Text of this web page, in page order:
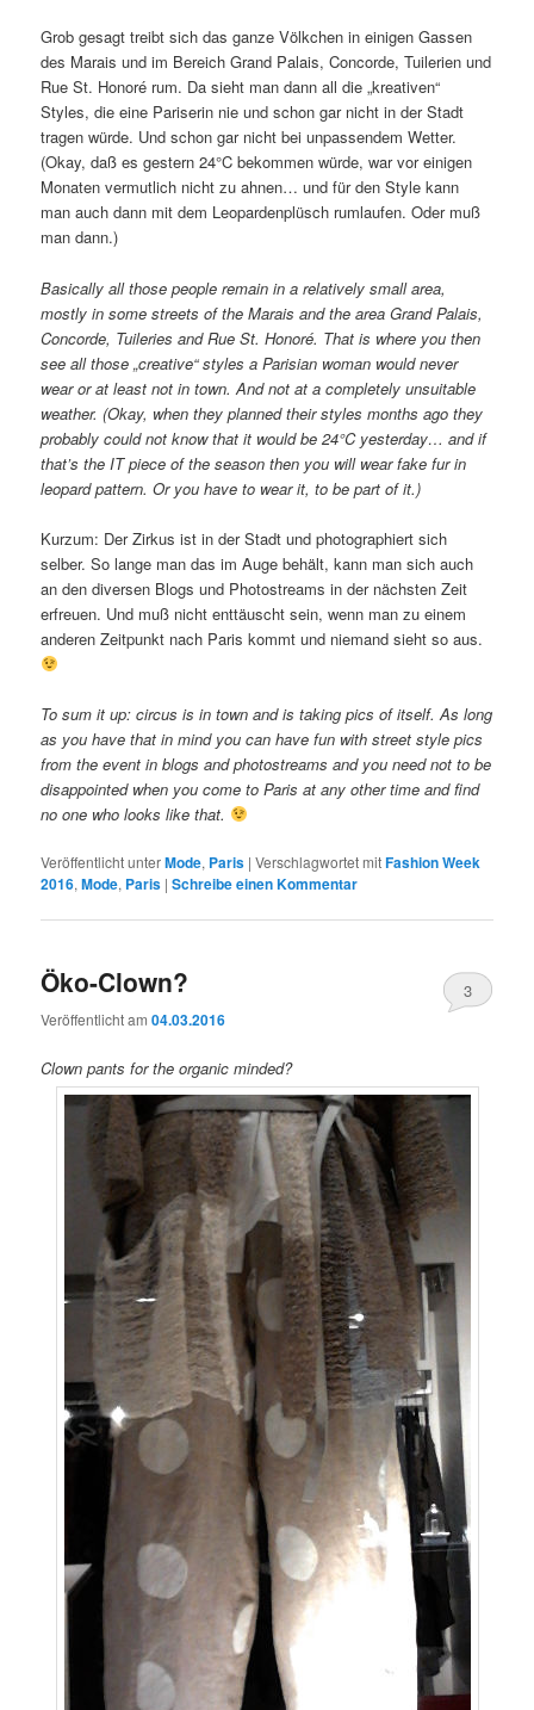
Grob gesagt treibt sich das ganze Völkchen in einigen Gassen
des Marais und im Bereich Grand Palais, Concorde, Tuilerien und
Rue St. Honoré rum. Da sieht man dann all die „kreativen“
Styles, die eine Pariserin nie und schon gar nicht in der Stadt
tragen würde. Und schon gar nicht bei unpassendem Wetter.
(Okay, daß es gestern 24°C bekommen würde, war vor einigen
Monaten vermutlich nicht zu ahnen… und für den Style kann
man auch dann mit dem Leopardenplüsch rumlaufen. Oder muß
man dann.)
Basically all those people remain in a relatively small area,
mostly in some streets of the Marais and the area Grand Palais,
Concorde, Tuileries and Rue St. Honoré. That is where you then
see all those „creative“ styles a Parisian woman would never
wear or at least not in town. And not at a completely unsuitable
weather. (Okay, when they planned their styles months ago they
probably could not know that it would be 24°C yesterday… and if
that’s the IT piece of the season then you will wear fake fur in
leopard pattern. Or you have to wear it, to be part of it.)
Kurzum: Der Zirkus ist in der Stadt und photographiert sich
selber. So lange man das im Auge behält, kann man sich auch
an den diversen Blogs und Photostreams in der nächsten Zeit
erfreuen. Und muß nicht enttäuscht sein, wenn man zu einem
anderen Zeitpunkt nach Paris kommt und niemand sieht so aus.
To sum it up: circus is in town and is taking pics of itself. As long
as you have that in mind you can have fun with street style pics
from the event in blogs and photostreams and you need not to be
disappointed when you come to Paris at any other time and find
no one who looks like that.
Veröffentlicht unterMode, Paris |Verschlagwortet mitFashion Week
2016,Mode, Paris |Schreibe einen Kommentar
Öko-Clown?
Veröffentlicht am04.03.2016
3
Clown pants for the organic minded?